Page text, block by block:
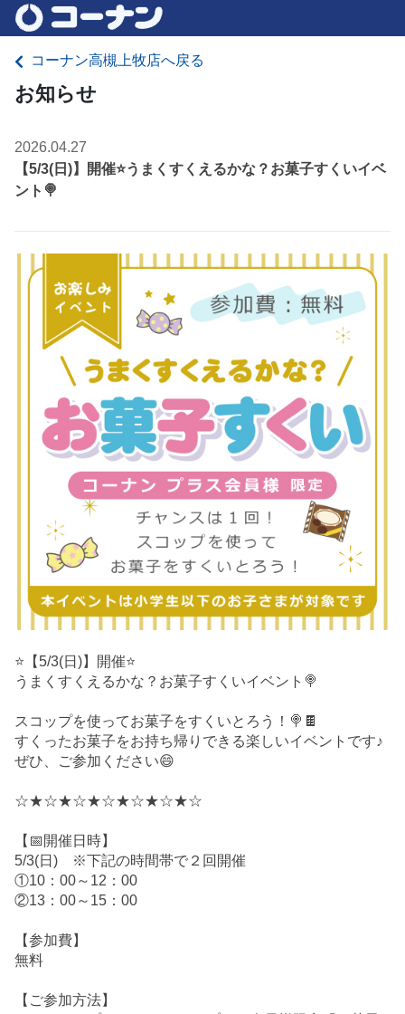
コーナン高槻上牧店へ戻る
お知らせ
2026.04.27
【5/3(日)】開催⭐️うまくすくえるかな？お菓子すくいイベ
ント🍭
⭐️【5/3(日)】開催⭐️
うまくすくえるかな？お菓子すくいイベント🍭
スコップを使ってお菓子をすくいとろう！🍭🍫
すくったお菓子をお持ち帰りできる楽しいイベントです♪
ぜひ、ご参加ください😄
☆★☆★☆★☆★☆★☆★☆
【📅開催日時】
5/3(日) ※下記の時間帯で２回開催
①10：00～12：00
②13：00～15：00
【参加費】
無料
【ご参加方法】